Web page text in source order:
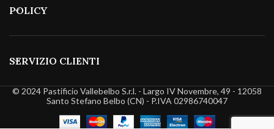
POLICY
SERVIZIO CLIENTI
© 2024 Pastificio Vallebelbo S.r.l. - Largo IV Novembre, 49 - 12058
Santo Stefano Belbo (CN) - P.IVA 02986740047